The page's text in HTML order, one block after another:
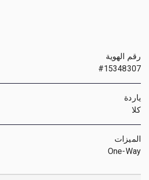
رقم الهوية
#15348307
ياردة
كلا
الميزات
One-Way